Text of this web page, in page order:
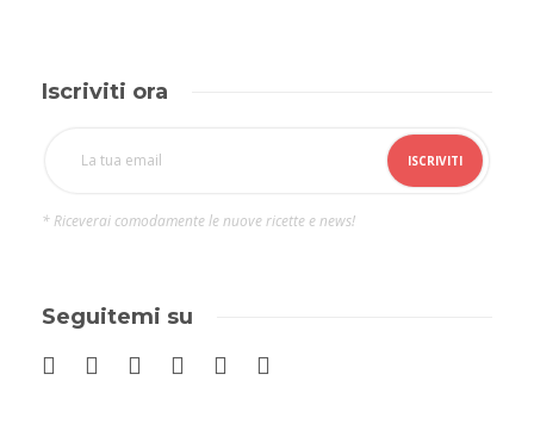
Iscriviti ora
* Riceverai comodamente le nuove ricette e news!
Seguitemi su